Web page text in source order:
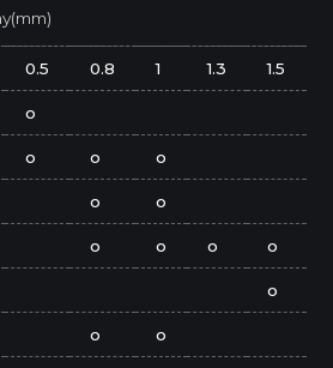
0.5 0.8 1 1.3 1.5
o
o o o
o o
o o o o
o
o o